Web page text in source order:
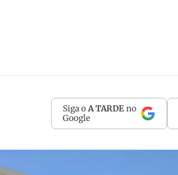
Siga o A TARDE no
Google